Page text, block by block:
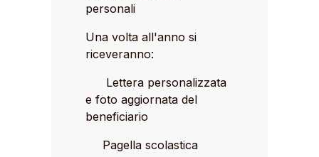
personali
Una volta all'anno si
riceveranno:
Lettera personalizzata
e foto aggiornata del
beneficiario
Pagella scolastica